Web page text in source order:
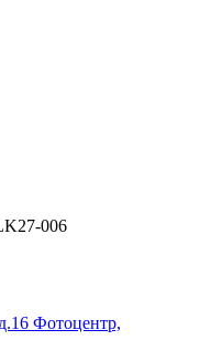
006
Фотоцентр,